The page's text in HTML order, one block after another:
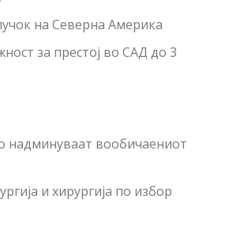
на Северна Америка
за престој во САД до 3
вообичаениот
и хирургија по избор